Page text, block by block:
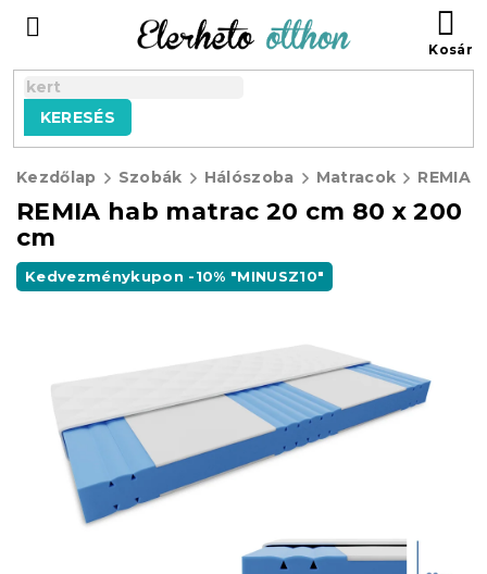
tartalomhoz
KERESÉS
Kezdőlap Szobák Hálószoba Matracok
REMIA hab matrac 20 cm 80 x 200
cm
Kedvezménykupon -10% "MINUSZ10"